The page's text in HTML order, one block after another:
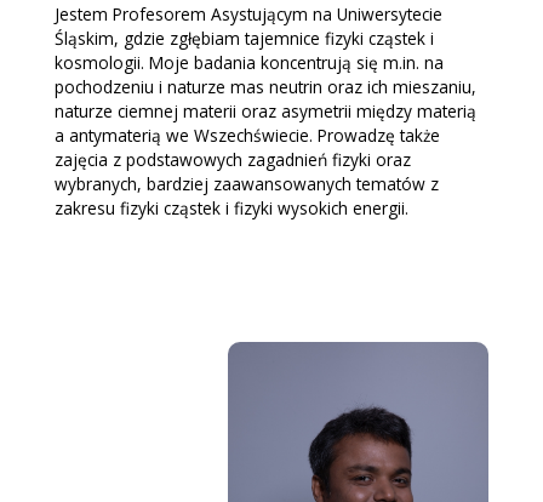
Jestem Profesorem Asystującym na Uniwersytecie
Śląskim, gdzie zgłębiam tajemnice fizyki cząstek i
kosmologii. Moje badania koncentrują się m.in. na
pochodzeniu i naturze mas neutrin oraz ich mieszaniu,
naturze ciemnej materii oraz asymetrii między materią
a antymaterią we Wszechświecie. Prowadzę także
zajęcia z podstawowych zagadnień fizyki oraz
wybranych, bardziej zaawansowanych tematów z
zakresu fizyki cząstek i fizyki wysokich energii.